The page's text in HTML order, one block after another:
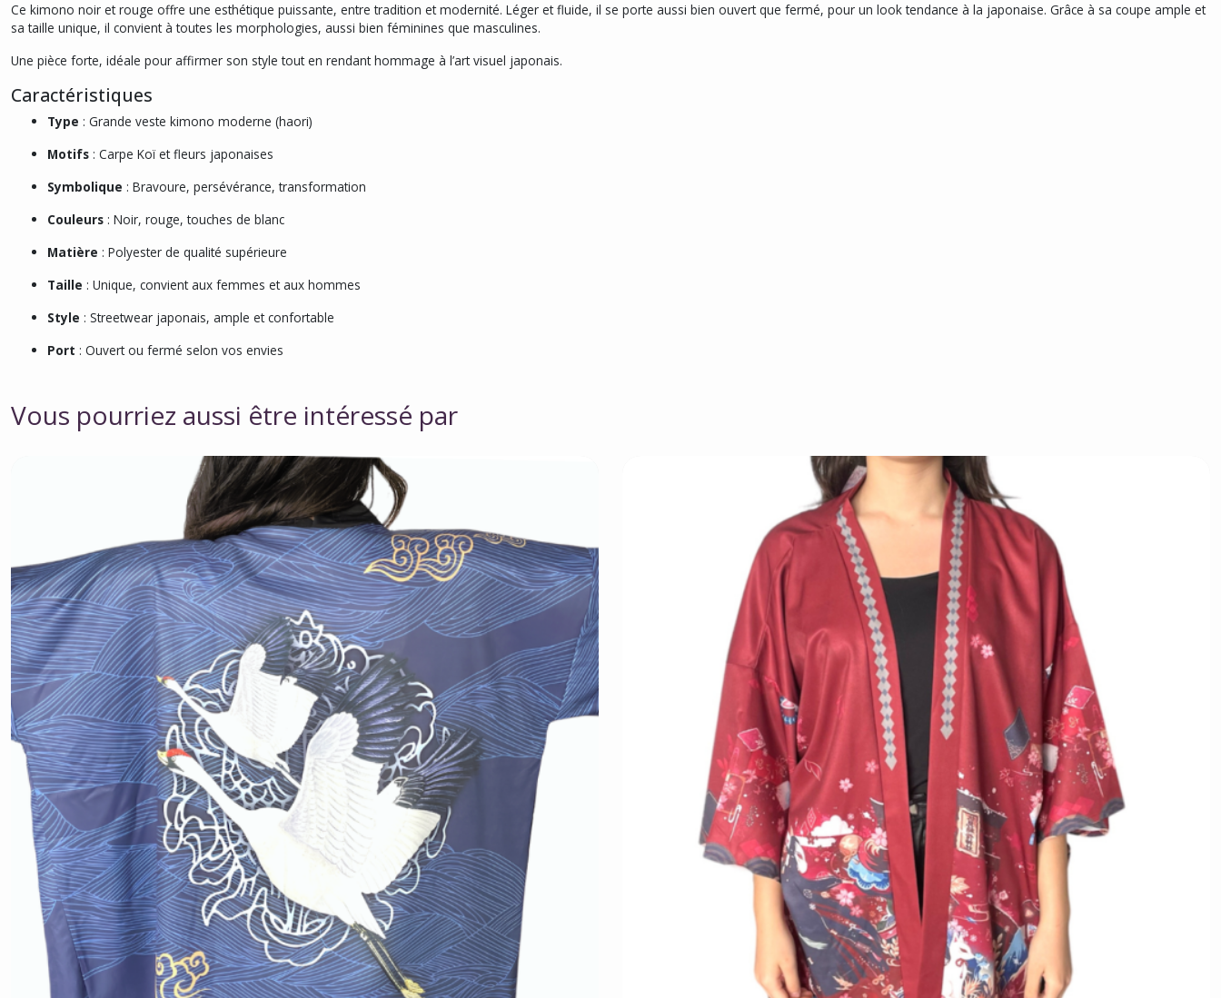
Ce kimono noir et rouge offre une esthétique puissante, entre tradition et modernité. Léger et fluide, il se porte aussi bien ouvert que fermé, pour un look tendance à la japonaise. Grâce à sa coupe ample et
sa taille unique, il convient à toutes les morphologies, aussi bien féminines que masculines.
Une pièce forte, idéale pour affirmer son style tout en rendant hommage à l’art visuel japonais.
Caractéristiques
Type : Grande veste kimono moderne (haori)
Motifs : Carpe Koï et fleurs japonaises
Symbolique : Bravoure, persévérance, transformation
Couleurs : Noir, rouge, touches de blanc
Matière : Polyester de qualité supérieure
Taille : Unique, convient aux femmes et aux hommes
Style : Streetwear japonais, ample et confortable
Port : Ouvert ou fermé selon vos envies
Vous pourriez aussi être intéressé par